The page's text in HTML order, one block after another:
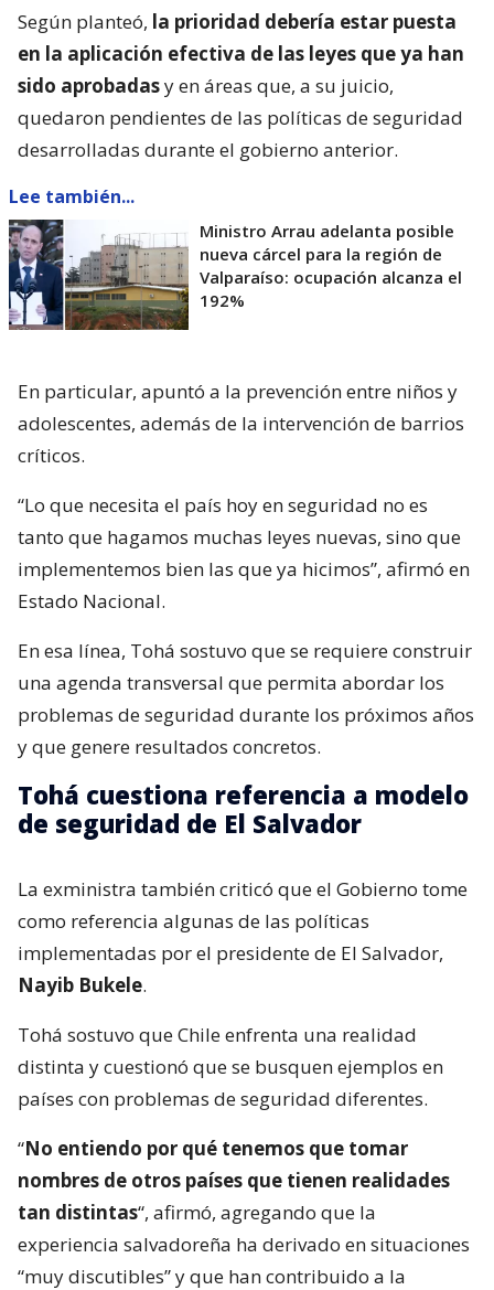
Según planteó, la prioridad debería estar puesta
en la aplicación efectiva de las leyes que ya han
sido aprobadasy en áreas que, a su juicio,
quedaron pendientes de las políticas de seguridad
desarrolladas durante el gobierno anterior.
Lee también...
Ministro Arrau adelanta posible
nueva cárcel para la región de
Valparaíso: ocupación alcanza el
192%
En particular, apuntó a la prevención entre niños y
adolescentes, además de la intervención de barrios
críticos.
“Lo que necesita el país hoy en seguridad no es
tanto que hagamos muchas leyes nuevas, sino que
implementemos bien las que ya hicimos”, afirmó en
Estado Nacional.
En esa línea, Tohá sostuvo que se requiere construir
una agenda transversal que permita abordar los
problemas de seguridad durante los próximos años
y que genere resultados concretos.
Tohá cuestiona referencia a modelo
de seguridad de El Salvador
La exministra también criticó que el Gobierno tome
como referencia algunas de las políticas
implementadas por el presidente de El Salvador,
Nayib Bukele.
Tohá sostuvo que Chile enfrenta una realidad
distinta y cuestionó que se busquen ejemplos en
países con problemas de seguridad diferentes.
“No entiendo por qué tenemos que tomar
nombres de otros países que tienen realidades
tan distintas“, afirmó, agregando que la
experiencia salvadoreña ha derivado en situaciones
“muy discutibles” y que han contribuido a la